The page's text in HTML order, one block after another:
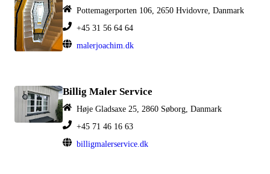
Pottemagerporten 106, 2650 Hvidovre, Danmark
+45 31 56 64 64
malerjoachim.dk
Billig Maler Service
Høje Gladsaxe 25, 2860 Søborg, Danmark
+45 71 46 16 63
billigmalerservice.dk